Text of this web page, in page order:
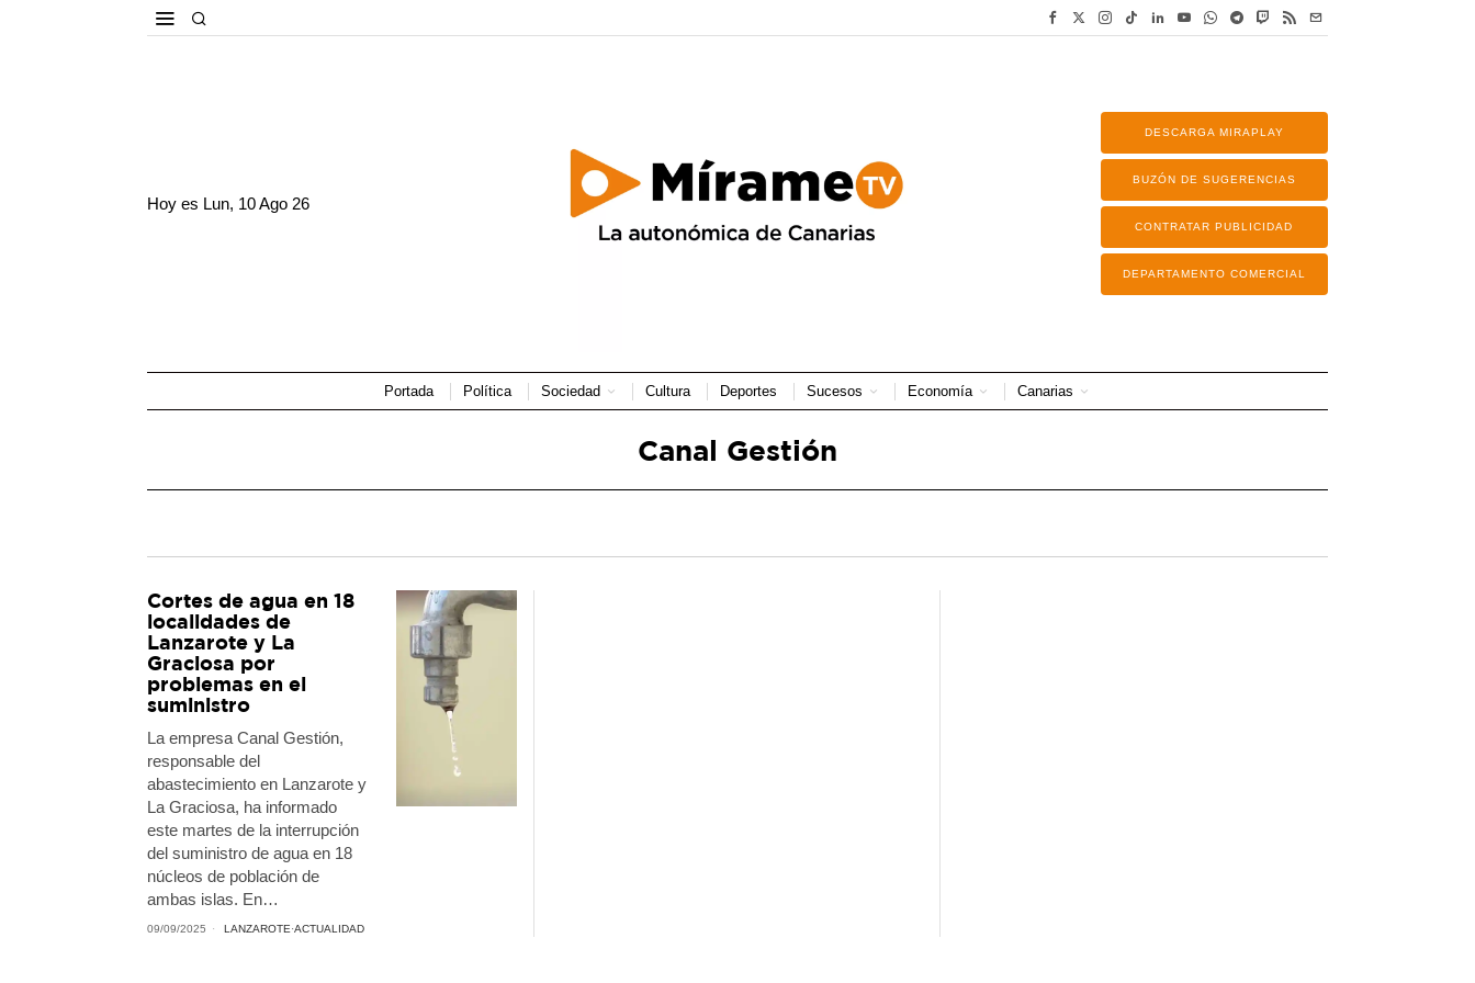
Hoy es Lun, 10 Ago 26
DESCARGA MIRAPLAY
BUZÓN DE SUGERENCIAS
CONTRATAR PUBLICIDAD
DEPARTAMENTO COMERCIAL
Portada Política Sociedad Cultura Deportes Sucesos Economía Canarias
Canal Gestión
Cortes de agua en 18
localidades de
Lanzarote y La
Graciosa por
problemas en el
suministro
La empresa Canal Gestión,
responsable del
abastecimiento en Lanzarote y
La Graciosa, ha informado
este martes de la interrupción
del suministro de agua en 18
núcleos de población de
ambas islas. En…
09/09/2025 LANZAROTE·ACTUALIDAD